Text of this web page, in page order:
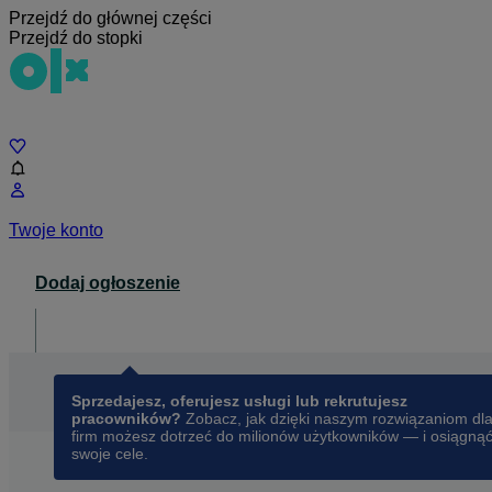
Przejdź do głównej części
Przejdź do stopki
Twoje konto
Dodaj ogłoszenie
Sprzedajesz, oferujesz usługi lub rekrutujesz
pracowników? Zobacz, jak dzięki naszym rozwiązaniom dla
firm możesz dotrzeć do milionów użytkowników — i osiągnąć
swoje cele.